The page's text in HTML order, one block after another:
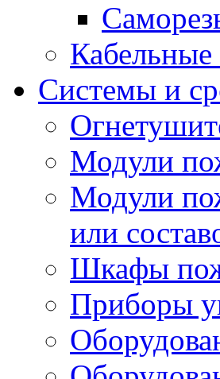
Кабельные
Системы и
Модули
Модули
или
Шкафы
Приборы